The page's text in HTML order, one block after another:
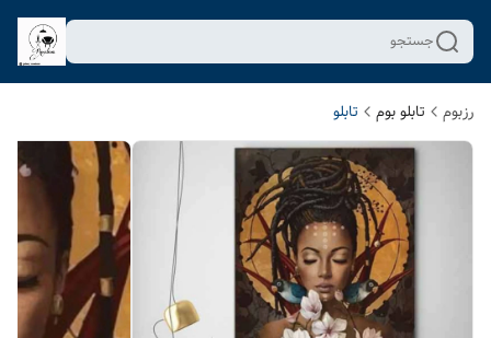
جستجو
رزبوم تابلو بوم تابلو